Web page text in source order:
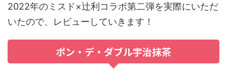
2022年のミスド×辻利コラボ第二弾を実際にいただ
いたので、レビューしていきます！
ポン・デ・ダブル宇治抹茶